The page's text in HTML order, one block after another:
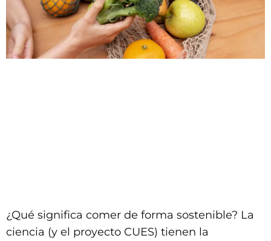
¿Qué significa comer de forma sostenible? La
ciencia (y el proyecto CUES) tienen la